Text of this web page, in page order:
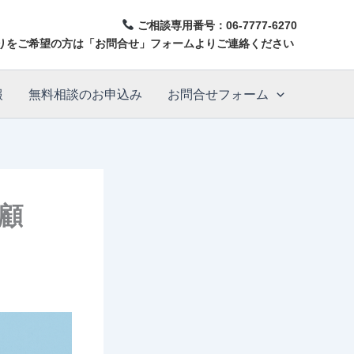
ご相談専用番号： 06-7777-6270
をご希望の方は「お問合せ」フォームよりご連絡ください
無料相談のお申込み お問合せフォーム